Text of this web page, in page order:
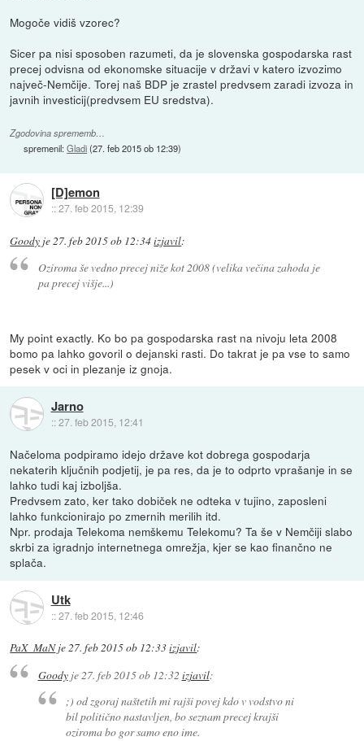
Mogoče vidiš vzorec?
Sicer pa nisi sposoben razumeti, da je slovenska gospodarska rast
precej odvisna od ekonomske situacije v državi v katero izvozimo
največ-Nemčije. Torej naš BDP je zrastel predvsem zaradi izvoza in
javnih investicij(predvsem EU sredstva).
Zgodovina sprememb…
spremenil:Gladi(27. feb 2015 ob 12:39)
[D]emon
::27. feb 2015, 12:39
Goody je27. feb 2015 ob 12:34izjavil:
Oziroma še vedno precej niže kot 2008 (velika večina zahoda je
pa precej višje...)
My point exactly. Ko bo pa gospodarska rast na nivoju leta 2008
bomo pa lahko govoril o dejanski rasti. Do takrat je pa vse to samo
pesek v oci in plezanje iz gnoja.
Jarno
::27. feb 2015, 12:41
Načeloma podpiramo idejo države kot dobrega gospodarja
nekaterih ključnih podjetij, je pa res, da je to odprto vprašanje in se
lahko tudi kaj izboljša.
Predvsem zato, ker tako dobiček ne odteka v tujino, zaposleni
lahko funkcionirajo po zmernih merilih itd.
Npr. prodaja Telekoma nemškemu Telekomu? Ta še v Nemčiji slabo
skrbi za igradnjo internetnega omrežja, kjer se kao finančno ne
splača.
Utk
::27. feb 2015, 12:46
PaX_MaNje27. feb 2015 ob 12:33izjavil:
Goodyje 27. feb 2015 ob 12:32 izjavil:
;) od zgoraj naštetih mi rajši povej kdo v vodstvo ni
bil politično nastavljen, bo seznam precej krajši
oziroma bo gor samo eno ime.